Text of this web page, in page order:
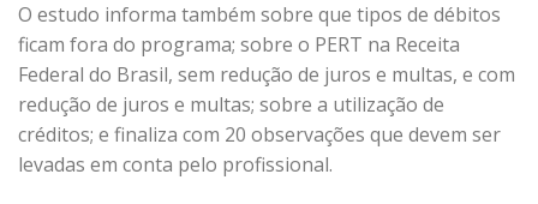
O estudo informa também sobre que tipos de débitos
ficam fora do programa; sobre o PERT na Receita
Federal do Brasil, sem redução de juros e multas, e com
redução de juros e multas; sobre a utilização de
créditos; e finaliza com 20 observações que devem ser
levadas em conta pelo profissional.